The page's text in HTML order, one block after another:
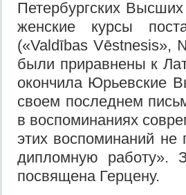
Петербургских
женские курсы
(«Valdības Vēstnesis»,
были приравнены к
окончила Юрьевские
своем последнем
в воспоминаниях
этих воспоминаний не
дипломную работу».
посвящена Герцену.